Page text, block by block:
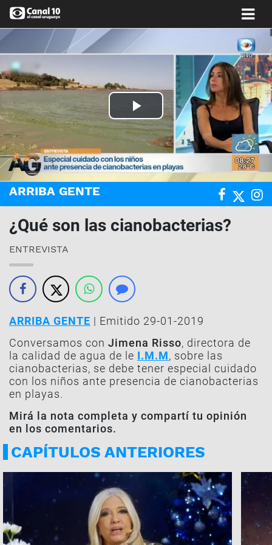
Play
Video
ARRIBA GENTE
¿Qué son las cianobacterias?
ENTREVISTA
ARRIBA GENTE | Emitido 29-01-2019
Conversamos con Jimena Risso, directora de
la calidad de agua de le I.M.M, sobre las
cianobacterias, se debe tener especial cuidado
con los niños ante presencia de cianobacterias
en playas.
Mirá la nota completa y compartí tu opinión
en los comentarios.
CAPÍTULOS ANTERIORES